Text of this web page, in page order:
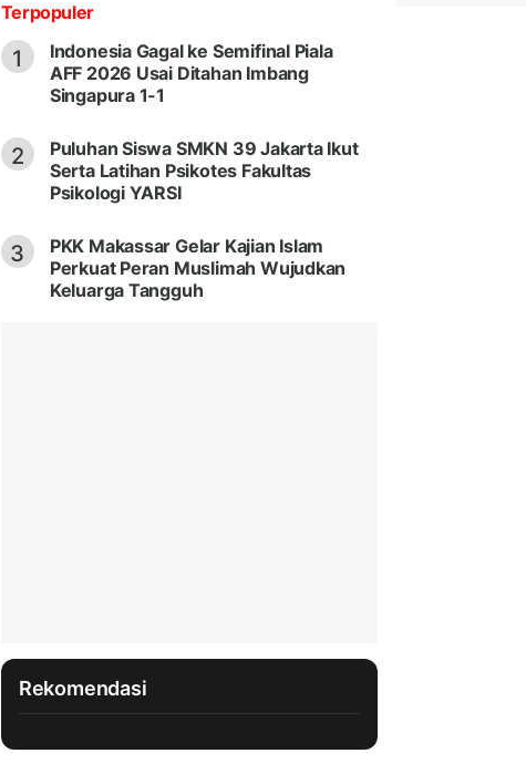
Terpopuler
1
Indonesia Gagal ke Semifinal Piala
AFF 2026 Usai Ditahan Imbang
Singapura 1-1
2
Puluhan Siswa SMKN 39 Jakarta Ikut
Serta Latihan Psikotes Fakultas
Psikologi YARSI
3
PKK Makassar Gelar Kajian Islam
Perkuat Peran Muslimah Wujudkan
Keluarga Tangguh
Rekomendasi